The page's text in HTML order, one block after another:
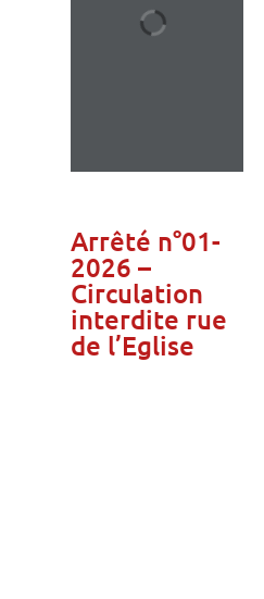
Arrêté n°01-
2026 –
Circulation
interdite rue
de l’Eglise